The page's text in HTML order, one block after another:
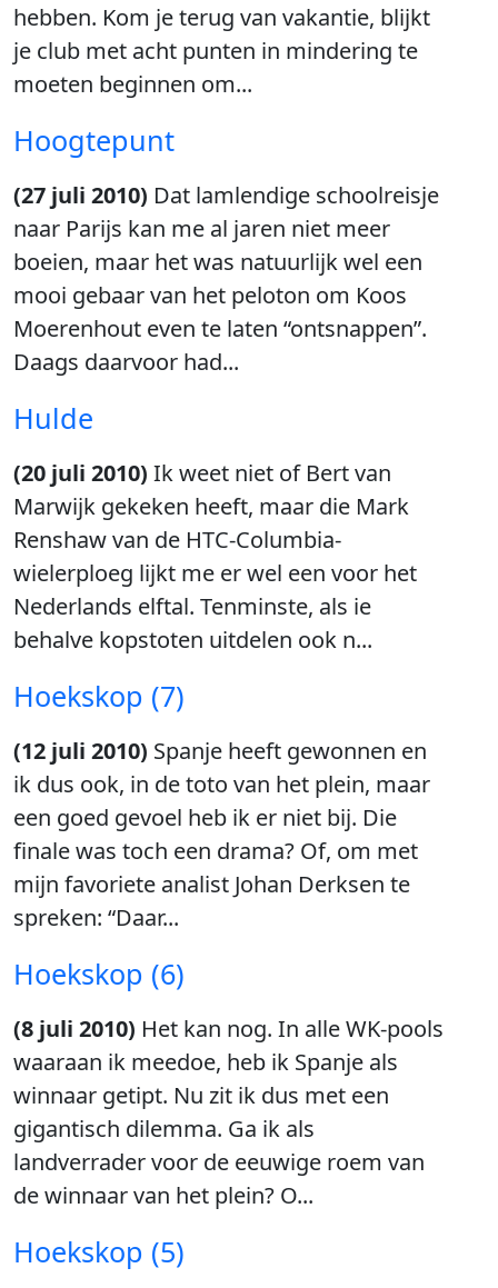
hebben. Kom je terug van vakantie, blijkt
je club met acht punten in mindering te
moeten beginnen om...
Hoogtepunt
(27 juli 2010) Dat lamlendige schoolreisje
naar Parijs kan me al jaren niet meer
boeien, maar het was natuurlijk wel een
mooi gebaar van het peloton om Koos
Moerenhout even te laten “ontsnappen”.
Daags daarvoor had...
Hulde
(20 juli 2010) Ik weet niet of Bert van
Marwijk gekeken heeft, maar die Mark
Renshaw van de HTC-Columbia-
wielerploeg lijkt me er wel een voor het
Nederlands elftal. Tenminste, als ie
behalve kopstoten uitdelen ook n...
Hoekskop (7)
(12 juli 2010) Spanje heeft gewonnen en
ik dus ook, in de toto van het plein, maar
een goed gevoel heb ik er niet bij. Die
finale was toch een drama? Of, om met
mijn favoriete analist Johan Derksen te
spreken: “Daar...
Hoekskop (6)
(8 juli 2010) Het kan nog. In alle WK-pools
waaraan ik meedoe, heb ik Spanje als
winnaar getipt. Nu zit ik dus met een
gigantisch dilemma. Ga ik als
landverrader voor de eeuwige roem van
de winnaar van het plein? O...
Hoekskop (5)